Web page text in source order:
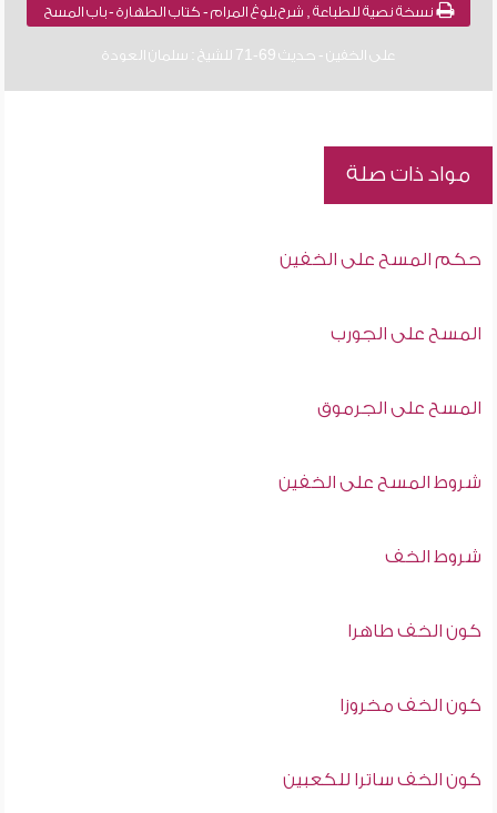
نسخة نصية للطباعة , شرح بلوغ المرام - كتاب الطهارة - باب المسح
على الخفين - حديث 69-71 للشيخ : سلمان العودة
مواد ذات صلة
حكم المسح على الخفين
المسح على الجورب
المسح على الجرموق
شروط المسح على الخفين
شروط الخف
كون الخف طاهرا
كون الخف مخروزا
كون الخف ساترا للكعبين